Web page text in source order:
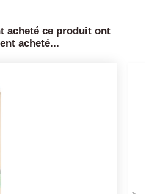
acheté ce produit ont
acheté...